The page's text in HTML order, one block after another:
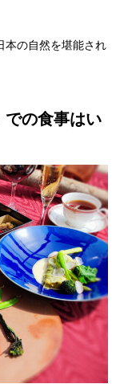
本の自然を堪能され
での食事はい